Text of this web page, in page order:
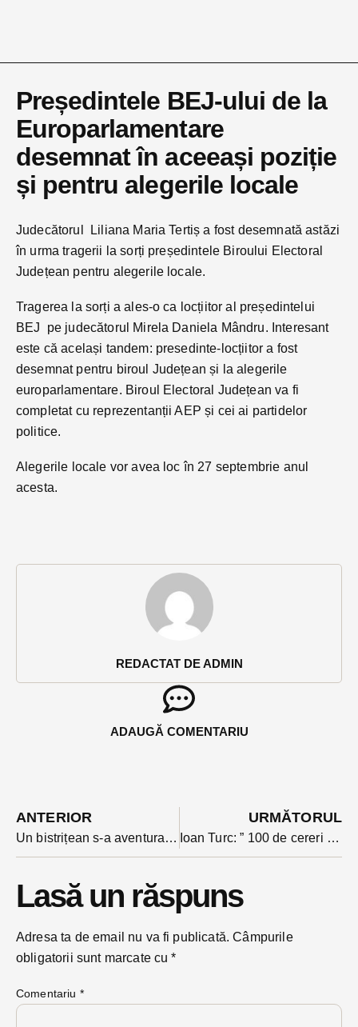
Președintele BEJ-ului de la
Europarlamentare
desemnat în aceeași poziție
și pentru alegerile locale
REDACTAT DE ADMIN
ADAUGĂ COMENTARIU
Judecătorul Liliana Maria Tertiș a fost desemnată astăzi
în urma tragerii la sorți președintele Biroului Electoral
Județean pentru alegerile locale.
Tragerea la sorți a ales-o ca locțiitor al președintelui
BEJ pe judecătorul Mirela Daniela Mândru. Interesant
este că același tandem: presedinte-locțiitor a fost
desemnat pentru biroul Județean și la alegerile
europarlamentare. Biroul Electoral Județean va fi
completat cu reprezentanții AEP și cei ai partidelor
politice.
Alegerile locale vor avea loc în 27 septembrie anul
acesta.
ANTERIOR
Un bistrițean s-a aventurat prin Bistrița pe un moped neînmatriculat fără să știe să-l conducă. Ce a pățit
URMĂTORUL
Ioan Turc: ” 100 de cereri pentru creșe sunt respinse în lipsa locurilor. Soluții sunt, dar e nevoie de preocupare”
Lasă un răspuns
Adresa ta de email nu va fi publicată. Câmpurile
obligatorii sunt marcate cu*
Comentariu *